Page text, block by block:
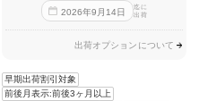
2026年9 月 14日
迄に
出荷
出荷オプションについて
早期出荷割引対象
前後月表示:前後3ヶ月以上